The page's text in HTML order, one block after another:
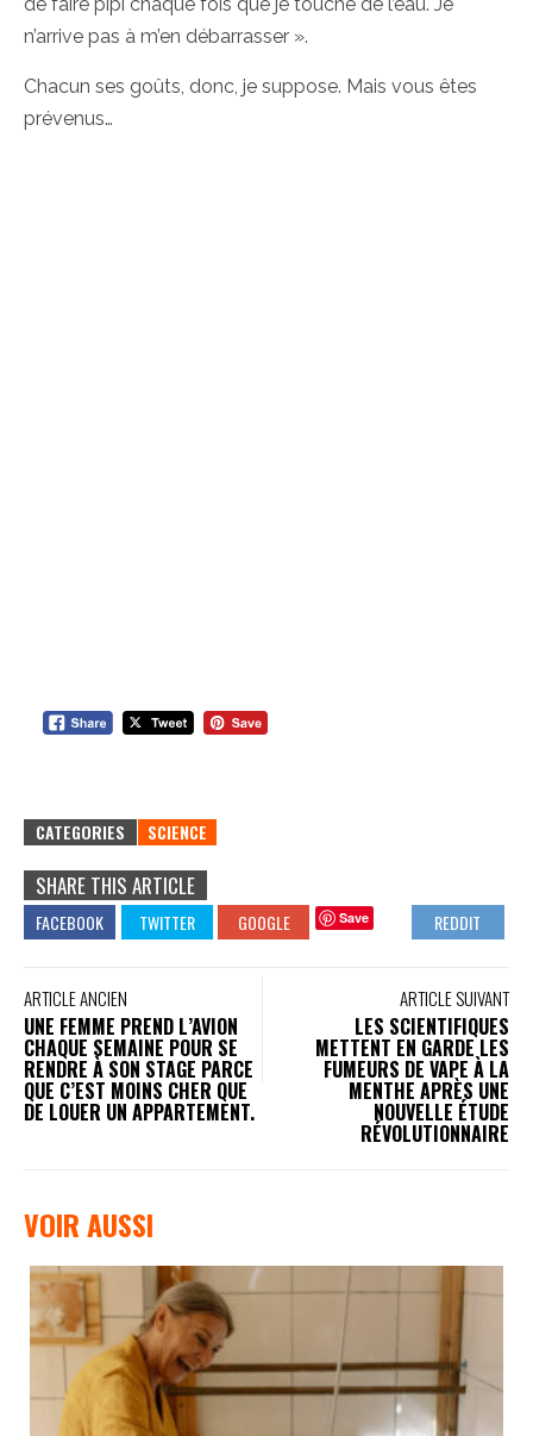
de faire pipi chaque fois que je touche de l’eau. Je
n’arrive pas à m’en débarrasser ».
Chacun ses goûts, donc, je suppose. Mais vous êtes
prévenus…
CATEGORIES SCIENCE
SHARE THIS ARTICLE
Save
ARTICLE ANCIEN
UNE FEMME PREND L’AVION
CHAQUE SEMAINE POUR SE
RENDRE À SON STAGE PARCE
QUE C’EST MOINS CHER QUE
DE LOUER UN APPARTEMENT.
ARTICLE SUIVANT
LES SCIENTIFIQUES
METTENT EN GARDE LES
FUMEURS DE VAPE À LA
MENTHE APRÈS UNE
NOUVELLE ÉTUDE
RÉVOLUTIONNAIRE
VOIR AUSSI